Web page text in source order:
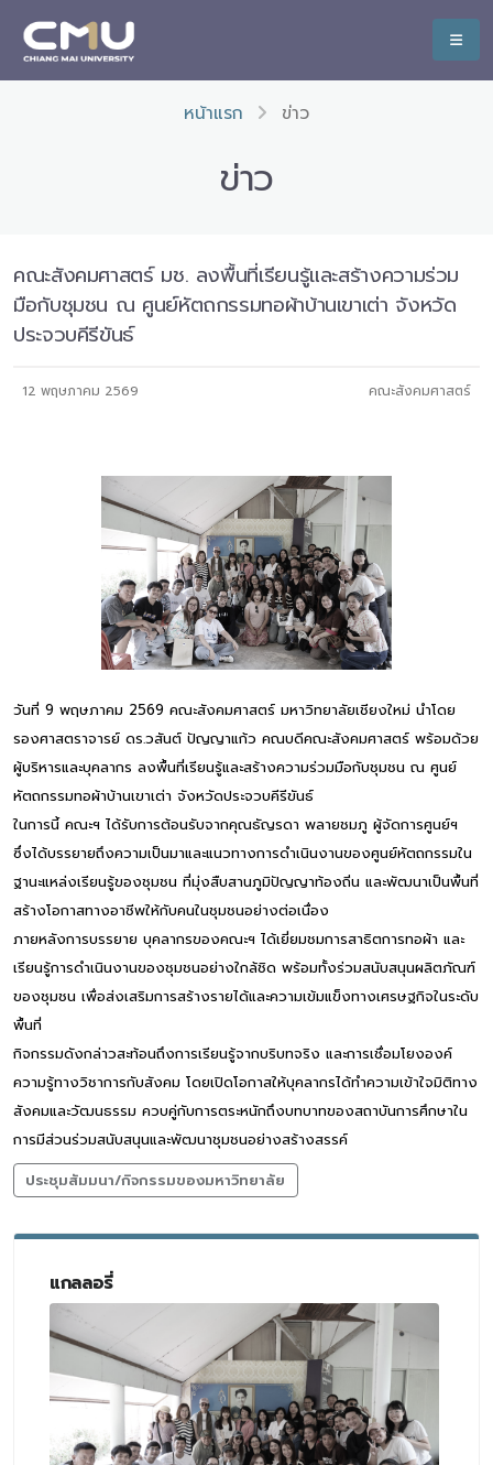
หน้าแรก ข่าว
ข่าว
คณะสังคมศาสตร์ มช. ลงพื้นที่เรียนรู้และสร้างความร่วม
มือกับชุมชน ณ ศูนย์หัตถกรรมทอผ้าบ้านเขาเต่า จังหวัด
ประจวบคีรีขันธ์
12 พฤษภาคม 2569 คณะสังคมศาสตร์
วันที่ 9 พฤษภาคม 2569 คณะสังคมศาสตร์ มหาวิทยาลัยเชียงใหม่ นำโดย
รองศาสตราจารย์ ดร.วสันต์ ปัญญาแก้ว คณบดีคณะสังคมศาสตร์ พร้อมด้วย
ผู้บริหารและบุคลากร ลงพื้นที่เรียนรู้และสร้างความร่วมมือกับชุมชน ณ ศูนย์
หัตถกรรมทอผ้าบ้านเขาเต่า จังหวัดประจวบคีรีขันธ์
ในการนี้ คณะฯ ได้รับการต้อนรับจากคุณธัญรดา พลายชมภู ผู้จัดการศูนย์ฯ
ซึ่งได้บรรยายถึงความเป็นมาและแนวทางการดำเนินงานของศูนย์หัตถกรรมใน
ฐานะแหล่งเรียนรู้ของชุมชน ที่มุ่งสืบสานภูมิปัญญาท้องถิ่น และพัฒนาเป็นพื้นที่
สร้างโอกาสทางอาชีพให้กับคนในชุมชนอย่างต่อเนื่อง
ภายหลังการบรรยาย บุคลากรของคณะฯ ได้เยี่ยมชมการสาธิตการทอผ้า และ
เรียนรู้การดำเนินงานของชุมชนอย่างใกล้ชิด พร้อมทั้งร่วมสนับสนุนผลิตภัณฑ์
ของชุมชน เพื่อส่งเสริมการสร้างรายได้และความเข้มแข็งทางเศรษฐกิจในระดับ
พื้นที่
กิจกรรมดังกล่าวสะท้อนถึงการเรียนรู้จากบริบทจริง และการเชื่อมโยงองค์
ความรู้ทางวิชาการกับสังคม โดยเปิดโอกาสให้บุคลากรได้ทำความเข้าใจมิติทาง
สังคมและวัฒนธรรม ควบคู่กับการตระหนักถึงบทบาทของสถาบันการศึกษาใน
การมีส่วนร่วมสนับสนุนและพัฒนาชุมชนอย่างสร้างสรรค์
ประชุมสัมมนา/กิจกรรมของมหาวิทยาลัย
แกลลอรี่